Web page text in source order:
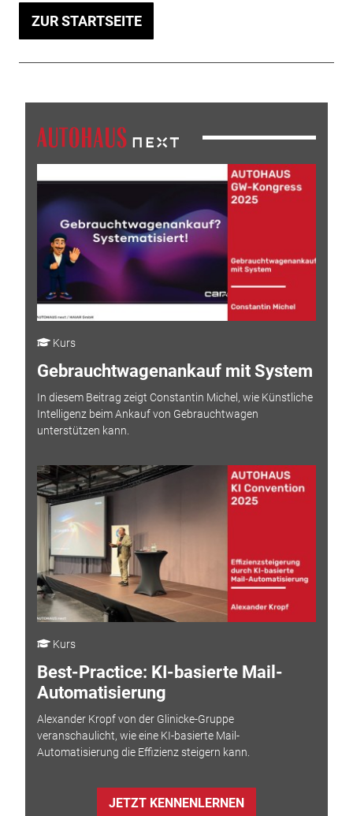
ZUR STARTSEITE
Kurs
Gebrauchtwagenankauf mit System
In diesem Beitrag zeigt Constantin Michel, wie Künstliche
Intelligenz beim Ankauf von Gebrauchtwagen
unterstützen kann.
Kurs
Best-Practice: KI-basierte Mail-
Automatisierung
Alexander Kropf von der Glinicke-Gruppe
veranschaulicht, wie eine KI-basierte Mail-
Automatisierung die Effizienz steigern kann.
JETZT KENNENLERNEN